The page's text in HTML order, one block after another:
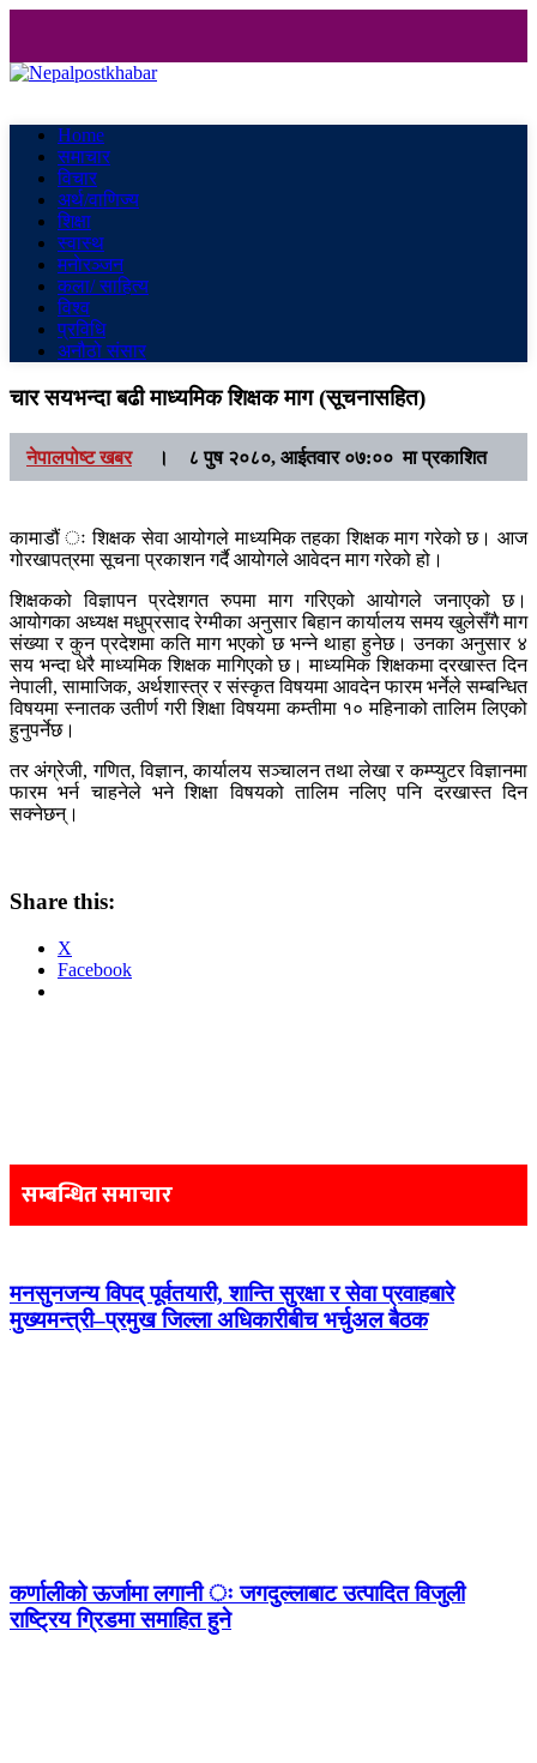
Home
समाचार
विचार
अर्थ/वाणिज्य
शिक्षा
स्वास्थ
मनाेरञ्जन
कला/ साहित्य
विश्व
प्रविधि
अनौठो संसार
चार सयभन्दा बढी माध्यमिक शिक्षक माग (सूचनासहित)
नेपालपोष्ट खबर। ८ पुष २०८०, आईतवार ०७:०० मा प्रकाशित
कामाडौं ः शिक्षक सेवा आयोगले माध्यमिक तहका शिक्षक माग गरेको छ। आज
गोरखापत्रमा सूचना प्रकाशन गर्दै आयोगले आवेदन माग गरेको हो।
शिक्षकको विज्ञापन प्रदेशगत रुपमा माग गरिएको आयोगले जनाएको छ।
आयोगका अध्यक्ष मधुप्रसाद रेग्मीका अनुसार बिहान कार्यालय समय खुलेसँगै माग
संख्या र कुन प्रदेशमा कति माग भएको छ भन्ने थाहा हुनेछ। उनका अनुसार ४
सय भन्दा धेरै माध्यमिक शिक्षक मागिएको छ। माध्यमिक शिक्षकमा दरखास्त दिन
नेपाली, सामाजिक, अर्थशास्त्र र संस्कृत विषयमा आवदेन फारम भर्नेले सम्बन्धित
विषयमा स्नातक उतीर्ण गरी शिक्षा विषयमा कम्तीमा १० महिनाको तालिम लिएको
हुनुपर्नेछ।
तर अंग्रेजी, गणित, विज्ञान, कार्यालय सञ्चालन तथा लेखा र कम्प्युटर विज्ञानमा
फारम भर्न चाहनेले भने शिक्षा विषयको तालिम नलिए पनि दरखास्त दिन
सक्नेछन्।
Share this:
X
Facebook
navigation
सम्बन्धित समाचार
मनसुनजन्य विपद् पूर्वतयारी, शान्ति सुरक्षा र सेवा प्रवाहबारे
मुख्यमन्त्री–प्रमुख जिल्ला अधिकारीबीच भर्चुअल बैठक
कर्णालीको ऊर्जामा लगानी ः जगदुल्लाबाट उत्पादित विजुली
राष्ट्रिय ग्रिडमा समाहित हुने